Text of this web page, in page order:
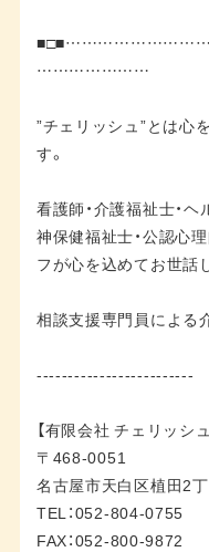
…………………
”チェリッシュ”とは心
す。
看護師・介護福祉士・ヘ
神保健福祉士・公認心
フが心を込めてお世話
相談支援専門員による
-------------------------
【有限会社 チェリッシ
〒468-0051
名古屋市天白区植田2
TEL：052-804-0755
FAX：052-800-9872